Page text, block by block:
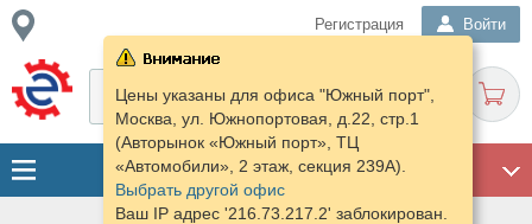
Регистрация Войти
Цены указаны для офиса "Южный порт",
Москва, ул. Южнопортовая, д.22, стр.1
(Авторынок «Южный порт», ТЦ
«Автомобили», 2 этаж, секция 239А).
Выбрать другой офис
Ваш IP адрес '216.73.217.2' заблокирован.